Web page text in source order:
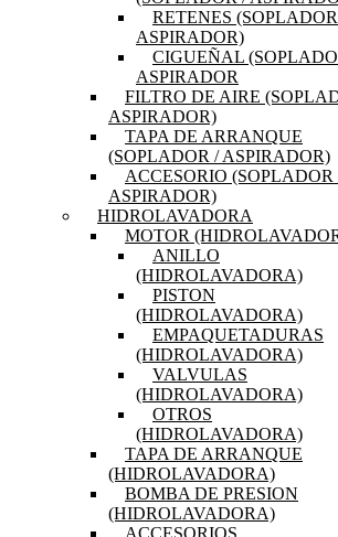
RETENES
ASPIRADOR)
CIGUEÑAL
ASPIRADOR
FILTRO DE AIRE
ASPIRADOR)
TAPA DE ARRANQUE
(SOPLADOR / ASPIRADOR)
ACCESORIO (SOPLADOR
ASPIRADOR)
HIDROLAVADORA
MOTOR
ANILLO
(HIDROLAVADORA)
PISTON
(HIDROLAVADORA)
EMPAQUETADURAS
(HIDROLAVADORA)
VALVULAS
(HIDROLAVADORA)
OTROS
(HIDROLAVADORA)
TAPA DE ARRANQUE
(HIDROLAVADORA)
BOMBA DE PRESION
(HIDROLAVADORA)
ACCESORIOS